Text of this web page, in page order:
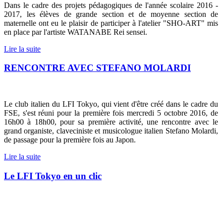
Dans le cadre des projets pédagogiques de l'année scolaire 2016 -
2017, les élèves de grande section et de moyenne section de
maternelle ont eu le plaisir de participer à l'atelier "SHO-ART" mis
en place par l'artiste WATANABE Rei sensei.
Lire la suite
RENCONTRE AVEC STEFANO MOLARDI
Le club italien du LFI Tokyo, qui vient d'être créé dans le cadre du
FSE, s'est réuni pour la première fois mercredi 5 octobre 2016, de
16h00 à 18h00, pour sa première activité, une rencontre avec le
grand organiste, claveciniste et musicologue italien Stefano Molardi,
de passage pour la première fois au Japon.
Lire la suite
Le LFI Tokyo en un clic